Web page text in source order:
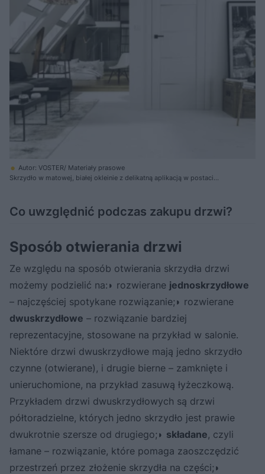
Autor: VOSTER/ Materiały prasowe
Skrzydło w matowej, białej okleinie z delikatną aplikacją w postaci
Co uwzględnić podczas zakupu drzwi?
Sposób otwierania drzwi
Ze względu na sposób otwierania skrzydła drzwi
możemy podzielić na:◗ rozwierane jednoskrzydłowe
– najczęściej spotykane rozwiązanie;◗ rozwierane
dwuskrzydłowe – rozwiązanie bardziej
reprezentacyjne, stosowane na przykład w salonie.
Niektóre drzwi dwuskrzydłowe mają jedno skrzydło
czynne (otwierane), i drugie bierne – zamknięte i
unieruchomione, na przykład zasuwą łyżeczkową.
Przykładem drzwi dwuskrzydłowych są drzwi
półtoradzielne, których jedno skrzydło jest prawie
dwukrotnie szersze od drugiego;◗ składane, czyli
łamane – rozwiązanie, które pomaga zaoszczędzić
przestrzeń przez złożenie skrzydła na części;◗